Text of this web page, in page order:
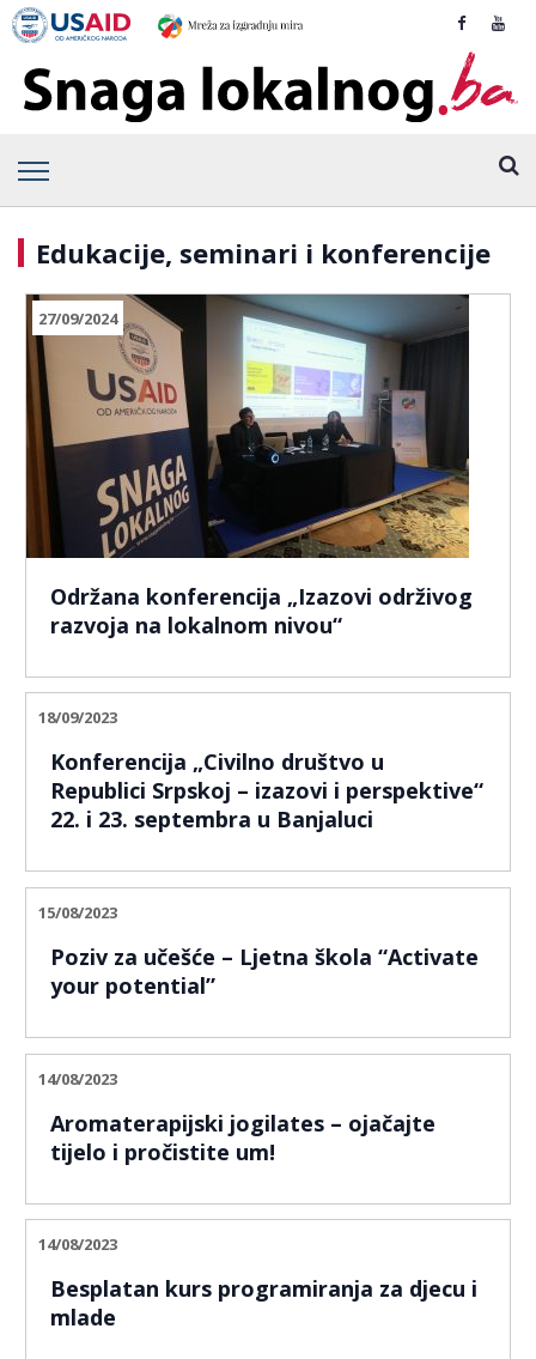
Edukacije, seminari i konferencije
27/09/2024
Održana konferencija „Izazovi održivog
razvoja na lokalnom nivou“
18/09/2023
Konferencija „Civilno društvo u
Republici Srpskoj – izazovi i perspektive“
22. i 23. septembra u Banjaluci
15/08/2023
Poziv za učešće – Ljetna škola “Activate
your potential”
14/08/2023
Aromaterapijski jogilates – ojačajte
tijelo i pročistite um!
14/08/2023
Besplatan kurs programiranja za djecu i
mlade